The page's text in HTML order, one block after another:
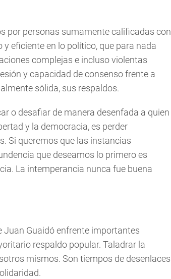
por personas sumamente calificadas con
eficiente en lo político, que para nada
complejas e incluso violentas
y capacidad de consenso frente a
sólida, sus respaldos.
o desafiar de manera desenfada a quien
y la democracia, es perder
Si queremos que las instancias
que deseamos lo primero es
La intemperancia nunca fue buena
Juan Guaidó enfrente importantes
respaldo popular. Taladrar la
mismos. Son tiempos de desenlaces